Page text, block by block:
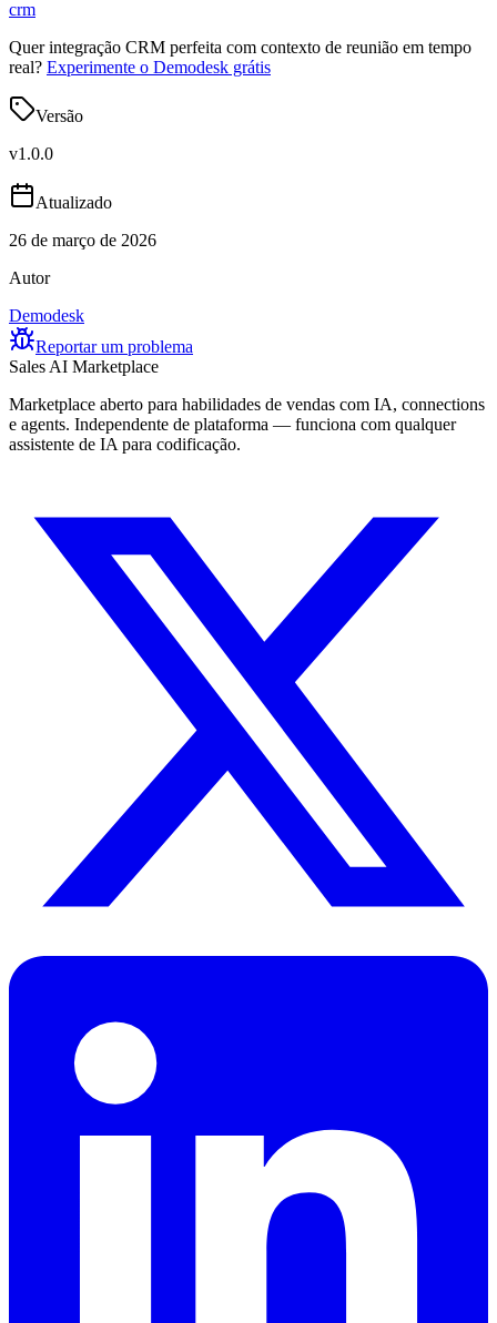
crm
Quer integração CRM perfeita com contexto de reunião em tempo
real? Experimente o Demodesk grátis
Versão
v1.0.0
Atualizado
26 de março de 2026
Autor
Demodesk
Reportar um problema
Sales AI Marketplace
Marketplace aberto para habilidades de vendas com IA, connections
e agents. Independente de plataforma — funciona com qualquer
assistente de IA para codificação.